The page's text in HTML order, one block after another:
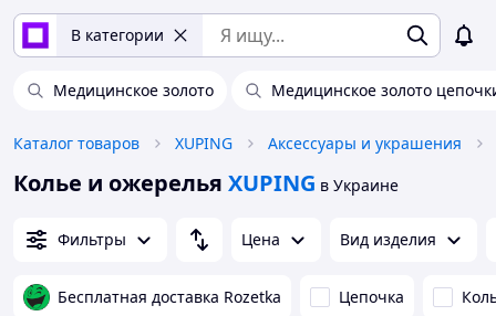
В категории
Медицинское золото Медицинское золото
Каталог товаров XUPING Аксессуары и украшения
Колье и ожерелья XUPING в Украине
Фильтры Цена Вид изделия
Бесплатная доставка Rozetka Цепочка